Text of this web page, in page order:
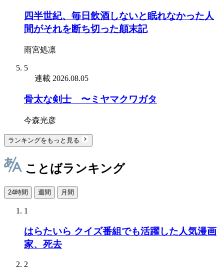
四半世紀、毎日飲酒しないと眠れなかった人
間がそれを断ち切った顛末記
雨宮処凛
5
連載 2026.08.05
骨太な剣士 〜ミヤマクワガタ
今森光彦
ランキングをもっと見る
ことばランキング
24時間 週間 月間
1
はらたいら クイズ番組でも活躍した人気漫画
家、死去
2